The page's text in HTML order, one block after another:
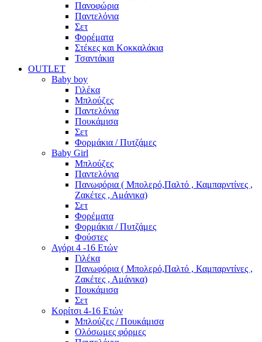
Πανοφώρια
Παντελόνια
Σετ
Φορέματα
Στέκες και Κοκκαλάκια
Τσαντάκια
OUTLET
Baby boy
Γιλέκα
Μπλούζες
Παντελόνια
Πουκάμισα
Σετ
Φορμάκια / Πυτζάμες
Baby Girl
Μπλούζες
Παντελόνια
Πανωφόρια ( Μπολερό,Παλτό , Καμπαρντίνες ,
Ζακέτες , Αμάνικα)
Σετ
Φορέματα
Φορμάκια / Πυτζάμες
Φούστες
Αγόρι 4 -16 Ετών
Γιλέκα
Πανωφόρια ( Μπολερό,Παλτό , Καμπαρντίνες ,
Ζακέτες , Αμάνικα)
Πουκάμισα
Σετ
Κορίτσι 4-16 Ετών
Μπλούζες / Πουκάμισα
Ολόσωμες φόρμες